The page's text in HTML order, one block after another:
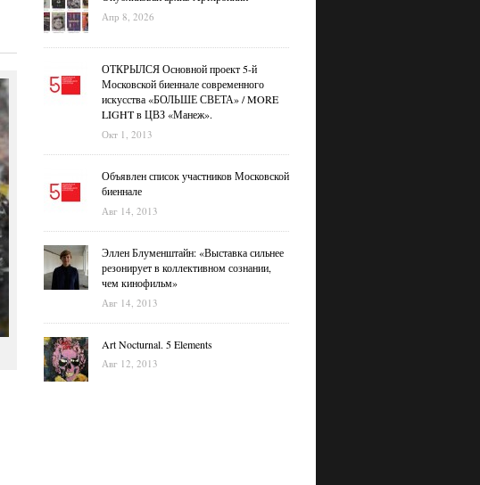
Апр 8, 2026
ОТКРЫЛСЯ Основной проект 5-й
Московской биеннале современного
искусства «БОЛЬШЕ СВЕТА» / MORE
LIGHT в ЦВЗ «Манеж».
Окт 1, 2013
Объявлен список участников Московской
биеннале
Авг 14, 2013
Эллен Блуменштайн: «Выставка сильнее
резонирует в коллективном сознании,
чем кинофильм»
Авг 14, 2013
Art Nocturnal. 5 Elements
Авг 12, 2013